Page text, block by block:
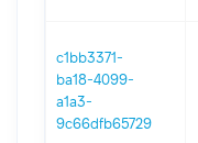
c1bb3371-
ba18-4099-
a1a3-
9c66dfb65729